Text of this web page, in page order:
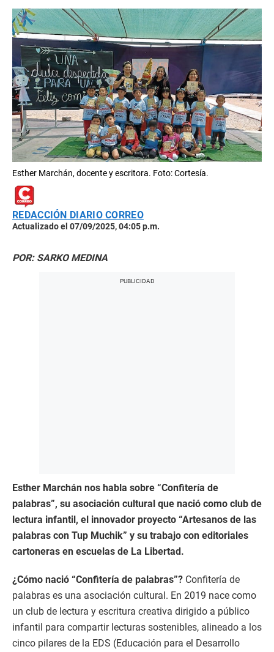
Esther Marchán, docente y escritora. Foto: Cortesía.
REDACCIÓN DIARIO CORREO
Actualizado el 07/09/2025, 04:05 p.m.
POR: SARKO MEDINA
Esther Marchán nos habla sobre “Confitería de
palabras”, su asociación cultural que nació como club de
lectura infantil, el innovador proyecto “Artesanos de las
palabras con Tup Muchik” y su trabajo con editoriales
cartoneras en escuelas de La Libertad.
¿Cómo nació “Confitería de palabras”? Confitería de
palabras es una asociación cultural. En 2019 nace como
un club de lectura y escritura creativa dirigido a público
infantil para compartir lecturas sostenibles, alineado a los
cinco pilares de la EDS (Educación para el Desarrollo